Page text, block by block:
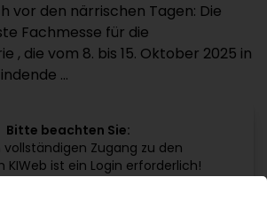
vor den närrischen Tagen: Die
Fachmesse für die
, die vom 8. bis 15. Oktober 2025 in
...
Bitte beachten Sie:
vollständigen Zugang zu den
KIWeb ist ein Login erforderlich!